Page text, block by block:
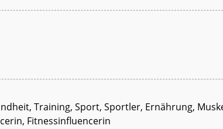
Training, Sport, Sportler, Ernährung,
Fitnessinfluencerin